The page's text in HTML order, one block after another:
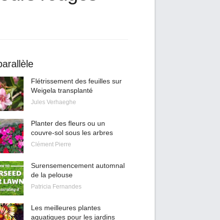
Flétrissement des feuilles sur
Weigela transplanté
Jules Verhaeghe
Planter des fleurs ou un
couvre-sol sous les arbres
Clément Pierre
Surensemencement automnal
de la pelouse
Patricia Fernandes
Les meilleures plantes
aquatiques pour les jardins